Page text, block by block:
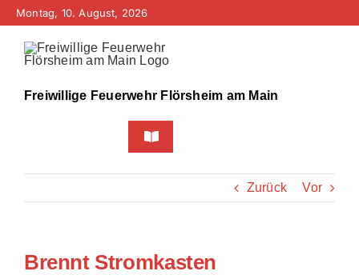
Zum
springen
Montag, 10. August, 2026
Freiwillige Feuerwehr Flörsheim am Main
Toggle
Navigation
Home
Bürgerinfo
Zurück Vor
Brennt Stromkasten